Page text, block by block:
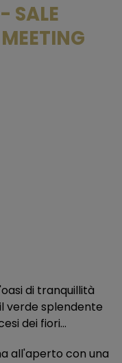
SALE
di tranquillità
verde splendente
dei fiori...
all'aperto con una